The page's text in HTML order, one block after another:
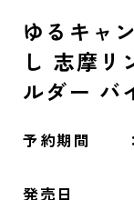
ゆるキャ
し 志摩リ
ルダー バ
予約期間
発売日